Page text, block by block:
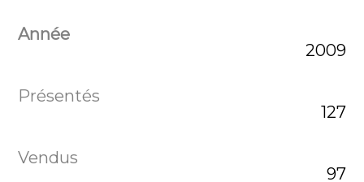
2009
127
97